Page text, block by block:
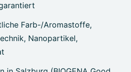
Farb-/Aromastoffe,
Nanopartikel,